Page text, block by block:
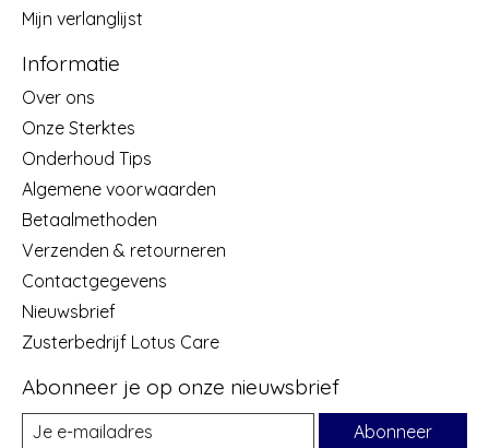
Mijn verlanglijst
Informatie
Over ons
Onze Sterktes
Onderhoud Tips
Algemene voorwaarden
Betaalmethoden
Verzenden & retourneren
Contactgegevens
Nieuwsbrief
Zusterbedrijf Lotus Care
Abonneer je op onze nieuwsbrief
Abonneer